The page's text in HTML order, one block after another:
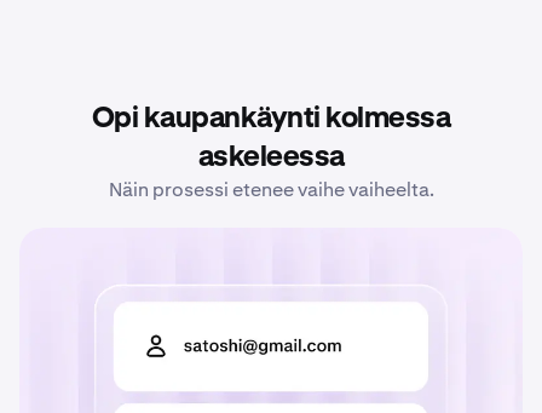
Parhaat kryptofutuurialustat
Trading
kryptosijoittamiseen
tasasummalla
Opi kaupankäynti kolmessa
askeleessa
Näin prosessi etenee vaihe vaiheelta.